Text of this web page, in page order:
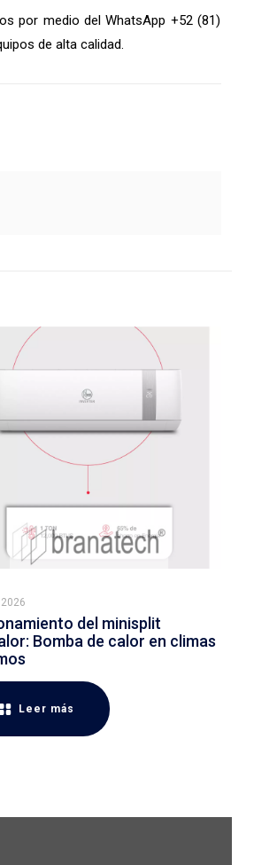
por medio del WhatsApp +52 (81)
de alta calidad.
del minisplit
Bomba de calor en climas
Leer más